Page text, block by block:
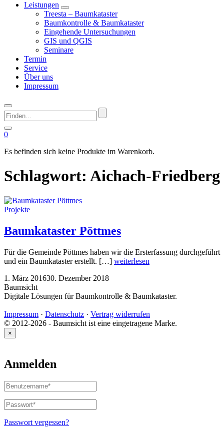
Leistungen
Treesta – Baumkataster
Baumkontrolle & Baumkataster
Eingehende Untersuchungen
GIS und QGIS
Seminare
Termin
Service
Über uns
Impressum
Finden...
0
Es befinden sich keine Produkte im Warenkorb.
Schlagwort: Aichach-Friedberg
Projekte
Baumkataster Pöttmes
Für die Gemeinde Pöttmes haben wir die Ersterfassung durchgeführt
und ein Baumkataster erstellt. […] weiterlesen
1. März 201630. Dezember 2018
Baumsicht
Digitale Lösungen für Baumkontrolle & Baumkataster.
Impressum · Datenschutz · Vertrag widerrufen
© 2012-2026 - Baumsicht ist eine eingetragene Marke.
×
Anmelden
Benutzername
oder
E-
Mail-
Adresse*
Passwort*
Erforderlich
Passwort vergessen?